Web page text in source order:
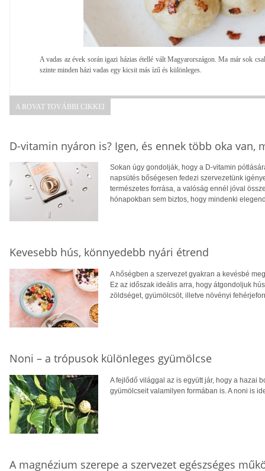
A vadas az évek során igazi házias étellé vált Magyarországon. Ma már sok
szinte minden házi vadas egy kicsit más ízű és különleges.
A ROVAT TOVÁBBI CIKKEI
D-vitamin nyáron is? Igen, és ennek több oka van,
Sokan úgy gondolják, hogy a D-vitamin
napsütés bőségesen fedezi szervezetünk
természetes forrása, a valóság ennél jóval
hónapokban sem biztos, hogy mindenki
Kevesebb hús, könnyedebb nyári étrend
A hőségben a szervezet gyakran a kevésbé
Ez az időszak ideális arra, hogy átgondoljuk
zöldséget, gyümölcsöt, illetve növényi
Noni – a trópusok különleges gyümölcse
A fejlődő világgal az is együtt jár, hogy a hazai
gyümölcseit valamilyen formában is. A noni is
A magnézium szerepe a szervezet egészséges